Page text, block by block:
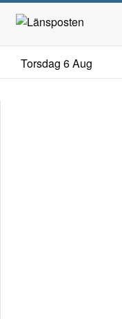
Torsdag 6 Aug